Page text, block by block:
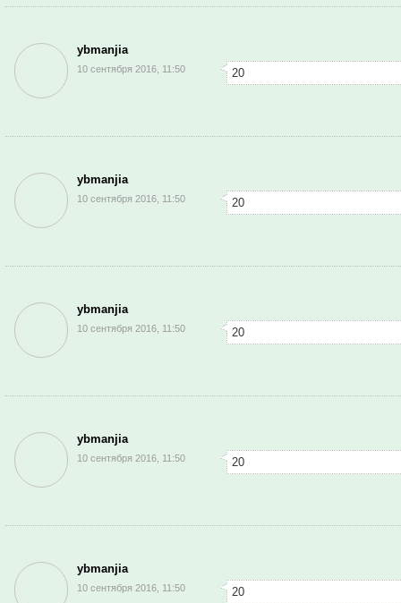
ybmanjia
10 сентября 2016, 11:50 20
ybmanjia
10 сентября 2016, 11:50 20
ybmanjia
10 сентября 2016, 11:50 20
ybmanjia
10 сентября 2016, 11:50 20
ybmanjia
10 сентября 2016, 11:50 20